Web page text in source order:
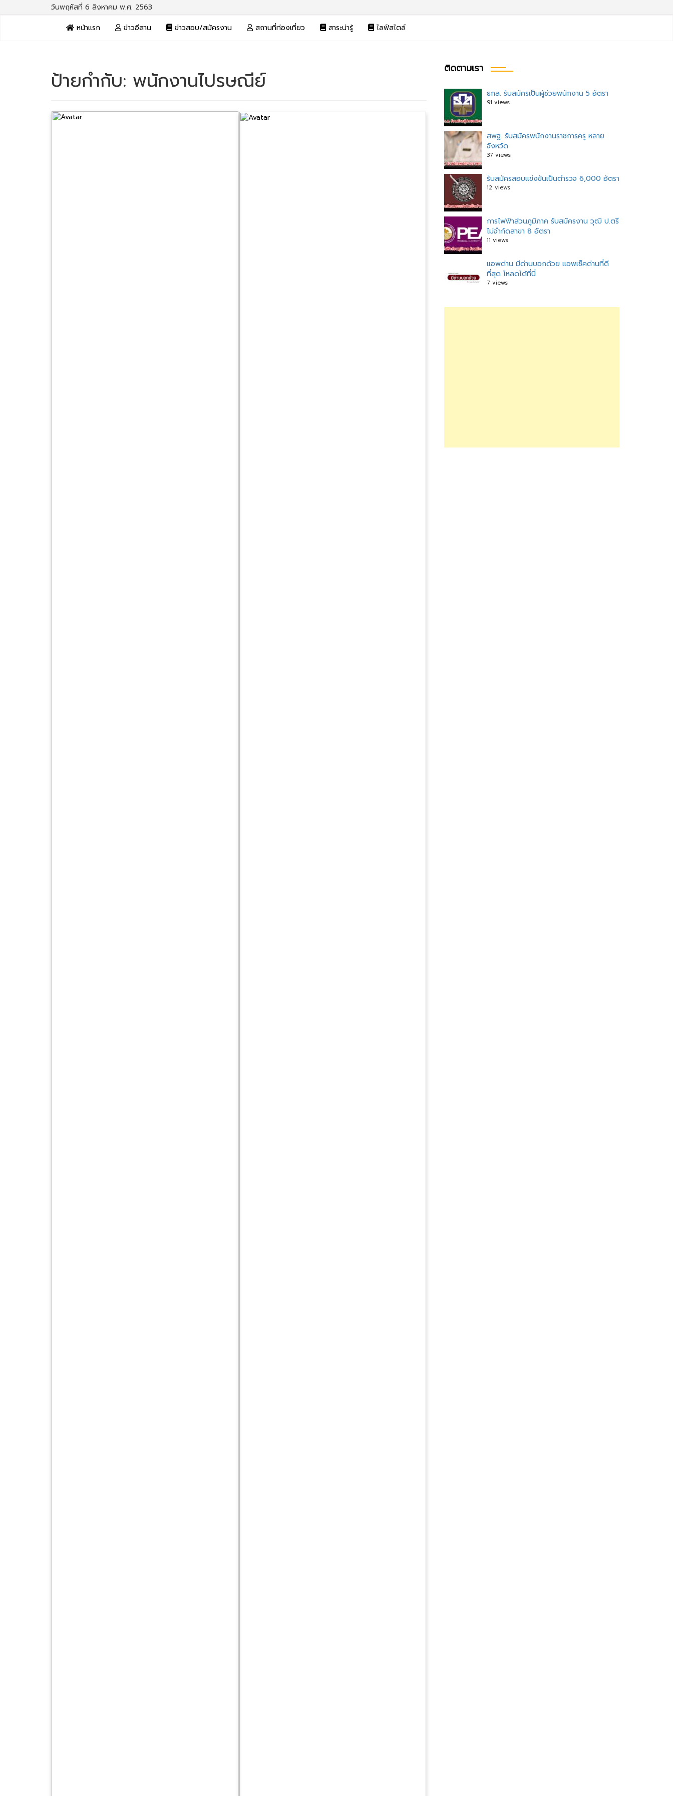
วันพฤหัสที่ 6 สิงหาคม พ.ศ. 2563
หน้าแรก
ข่าวอีสาน ข่าวสอบ/สมัครงาน สถานที่ท่องเที่ยว สาระน่ารู้ ไลฟ์สไตล์
ป้ายกำกับ: พนักงานไปรษณีย์ ติดตามเรา
ธกส. รับสมัครเป็นผู้ช่วยพนักงาน 5 อัตรา
91 views
สพฐ. รับสมัครพนักงานราชการครู หลาย
จังหวัด
37 views
รับสมัครสอบแข่งขันเป็นตำรวจ 6,000 อัตรา
12 views
การไฟฟ้าส่วนภูมิภาค รับสมัครงาน วุฒิ ป.ตรี
ไม่จำกัดสาขา 8 อัตรา
11 views
แอพด่าน มีด่านบอกด้วย แอพเช็คด่านที่ดี
ที่สุด โหลดได้ที่นี่
7 views